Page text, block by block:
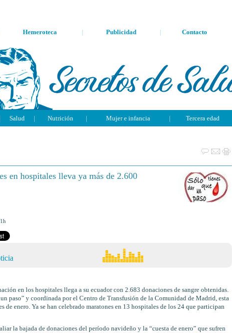
Hemeroteca | Publicidad | Contacto
Salud | Nutrición | Mujer e infancia | Tercera edad
en hospitales lleva ya más de 2.600
en los hospitales llega a su ecuador con 2.683 donaciones de sangre obtenidas.
paso” y coordinada por el Centro de Transfusión de la Comunidad de Madrid, esta
de enero. Ya se han celebrado maratones en 13 hospitales de los 24 que participan
la bajada de donaciones del período navideño y la “cuesta de enero” que sufren